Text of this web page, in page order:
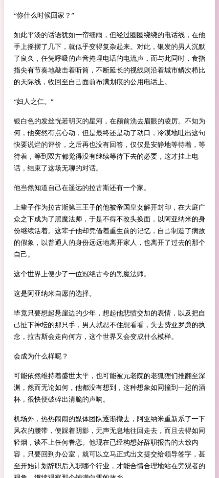
“你什么时候回家？”
如此平淡的话语犹如一帘细雨，但经过圈圈绕绕的电话线，在他
手上摇摆了几下，就似乎变得复杂起来。对此，银发的男人沉默
了良久，任凭呼吸的声音掩埋电话的电流声，而与此同时，食指
指尖有节奏地敲击着听筒，不断延长的视线则沿着城市鳞次栉比
的天际线，收回至自己面前布满划痕的公用电话上。
“妇人之仁。”
银白色的发丝恍若明灭的星河，在额前洗去眉眼的凌厉。不知为
何，他突然有点心动，但是最终还是动了动口，冷漠地吐出这句
快要说烂的评价，之后再也没有回答，仅仅是安静地等待着，等
待着，等到双方都觉得没有继续等待下去的必要，这才挂上电
话，结束了这场无聊的对话。
他当然知道自己在遥远的拉古斯还有一个家。
上辈子作为拉古斯第三王子的他被帝国皇女解开封印，在大庭广
众之下成为了黑魔法师，于是不得不改头换面，以阿亚纳米的身
份继续活着。这辈子他却凭借着重生前的记忆，自己制造了病故
的假象，以普通人的身份远远地离开家人，也离开了过去的那个
自己。
这个世界上便少了一位冠绝古今的黑魔法师。
这是阿亚纳米自愿的选择。
毕竟只要想起悬崖边的少年，想起他悲愤交加的表情，以及把自
己扯下神坛的那只手，男人就忍不住想看看，失去费亚罗廉的执
念，拉古斯会走向何方，这个世界又会变成什么模样。
会成为什么样呢？
可能依然维持着盛世太平，也可能被元老院的老狐狸们推翻至深
渊，然而无论如何，他都没有想到，这种想象如同撞到一起的酒
杯，很快便破碎出清脆的声响。
机场外，热热闹闹的媒体团队逐渐撤去，阿亚纳米重新系了一下
风衣的腰带，便踩着阴影，无声无息地往回走去，而且去得如同
轻烟，谈不上任何眷恋。他现在已经构想好辞职报告的大致内
容，只要回到办公室，就可以立马正式出文提交给领导签字，甚
至开始计划辞职后入职哪个行业，才能合情合理地站在旁观者的